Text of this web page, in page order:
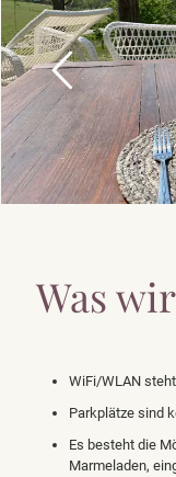
Was
WiFi/WLAN
Parkplätze sind
Es besteht die
Marmeladen,